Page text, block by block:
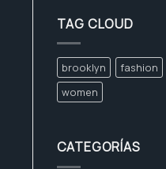
TAG CLOUD
brooklyn fashion
women
CATEGORÍAS